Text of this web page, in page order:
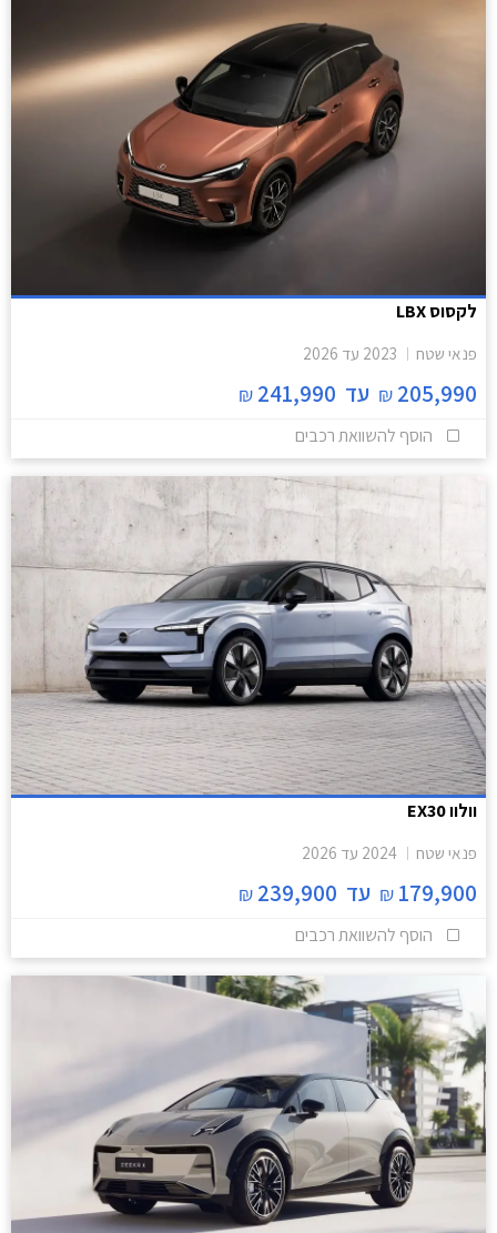
לקסוס LBX
פנאי שטח 2023 עד 2026
205,990
₪ עד 241,990
₪
הוסף להשוואת רכבים
וולוו EX30
פנאי שטח 2024 עד 2026
179,900
₪ עד 239,900
₪
הוסף להשוואת רכבים